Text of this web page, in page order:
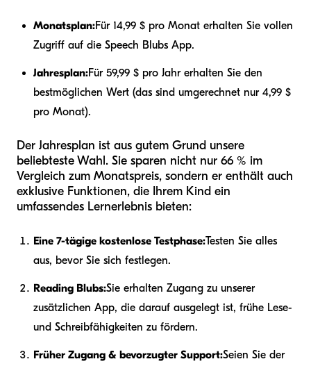
Monatsplan:Für 14,99 $ pro Monat erhalten Sie vollen
Zugriff auf die Speech Blubs App.
Jahresplan:Für 59,99 $ pro Jahr erhalten Sie den
bestmöglichen Wert (das sind umgerechnet nur 4,99 $
pro Monat).
Der Jahresplan ist aus gutem Grund unsere
beliebteste Wahl. Sie sparen nicht nur 66 % im
Vergleich zum Monatspreis, sondern er enthält auch
exklusive Funktionen, die Ihrem Kind ein
umfassendes Lernerlebnis bieten:
Eine 7-tägige kostenlose Testphase:Testen Sie alles
aus, bevor Sie sich festlegen.
Reading Blubs:Sie erhalten Zugang zu unserer
zusätzlichen App, die darauf ausgelegt ist, frühe Lese-
und Schreibfähigkeiten zu fördern.
Früher Zugang & bevorzugter Support:Seien Sie der